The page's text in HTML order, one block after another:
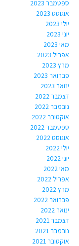
ספטמבר 2023
אוגוסט 2023
יולי 2023
יוני 2023
מאי 2023
אפריל 2023
מרץ 2023
פברואר 2023
ינואר 2023
דצמבר 2022
נובמבר 2022
אוקטובר 2022
ספטמבר 2022
אוגוסט 2022
יולי 2022
יוני 2022
מאי 2022
אפריל 2022
מרץ 2022
פברואר 2022
ינואר 2022
דצמבר 2021
נובמבר 2021
אוקטובר 2021